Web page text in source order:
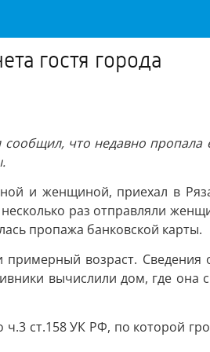
гостя города
что недавно пропала
и женщиной, приехал в
раз отправляли
пропажа банковской карты.
возраст. Сведения
вычислили дом, где она
ст.158 УК РФ, по которой